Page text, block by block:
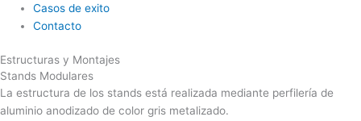
Casos de exito
Contacto
Estructuras y Montajes
Stands Modulares
La estructura de los stands está realizada mediante perfilería de
aluminio anodizado de color gris metalizado.